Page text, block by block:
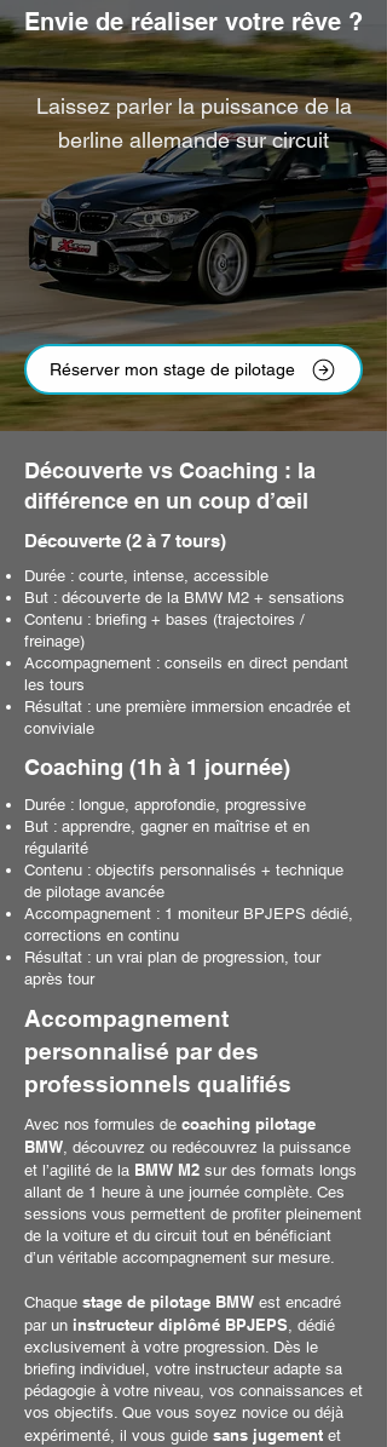
Envie de réaliser votre rêve ?
Laissez parler la puissance de la
berline allemande sur circuit
Réserver mon stage de pilotage
Découverte vs Coaching : la
différence en un coup d’œil
Découverte (2 à 7 tours)
Durée : courte, intense, accessible
But : découverte de la BMW M2 + sensations
Contenu : briefing + bases (trajectoires /
freinage)
Accompagnement : conseils en direct pendant
les tours
Résultat : une première immersion encadrée et
conviviale
Coaching (1h à 1 journée)
Durée : longue, approfondie, progressive
But : apprendre, gagner en maîtrise et en
régularité
Contenu : objectifs personnalisés + technique
de pilotage avancée
Accompagnement : 1 moniteur BPJEPS dédié,
corrections en continu
Résultat : un vrai plan de progression, tour
après tour
Accompagnement
personnalisé par des
professionnels qualifiés
Avec nos formules de coaching pilotage
BMW, découvrez ou redécouvrez la puissance
et l’agilité de la BMW M2 sur des formats longs
allant de 1 heure à une journée complète. Ces
sessions vous permettent de profiter pleinement
de la voiture et du circuit tout en bénéficiant
d’un véritable accompagnement sur mesure.
Chaque stage de pilotage BMW est encadré
par un instructeur diplômé BPJEPS, dédié
exclusivement à votre progression. Dès le
briefing individuel, votre instructeur adapte sa
pédagogie à votre niveau, vos connaissances et
vos objectifs. Que vous soyez novice ou déjà
expérimenté, il vous guide sans jugement et